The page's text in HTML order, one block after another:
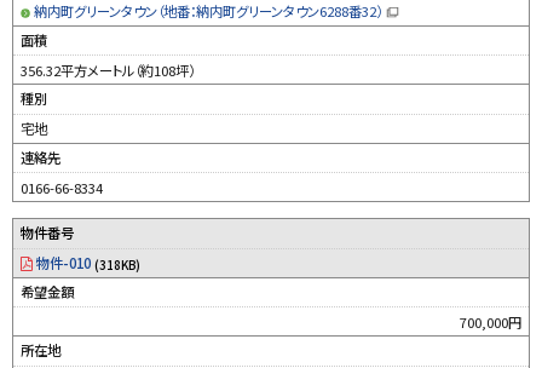
納内町グリーンタウン（地番：納内町グリーンタウン6288番32）
（
規
ン
ウ
開
ま
）
面積
356.32平方メートル（約108坪）
種別
宅地
連絡先
0166-66-8334
物件番号
物件-010 (318KB)
希望金額
700,000円
所在地